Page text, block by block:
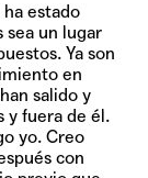
estado
sea un lugar
Ya son
en
salido y
y fuera de él.
yo. Creo
con